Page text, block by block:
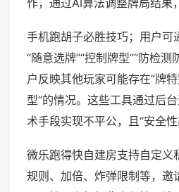
作，通过AI算法调整牌局结果
手机跑胡子必胜技巧；用户可
“随意选牌”“控制牌型”“防检测
户反映其他玩家可能存在“牌
型”的情况。这些工具通过后
术手段实现不平公，且“安全性
微乐跑得快自建房支持自定义
规则、加倍、炸弹限制等，邀